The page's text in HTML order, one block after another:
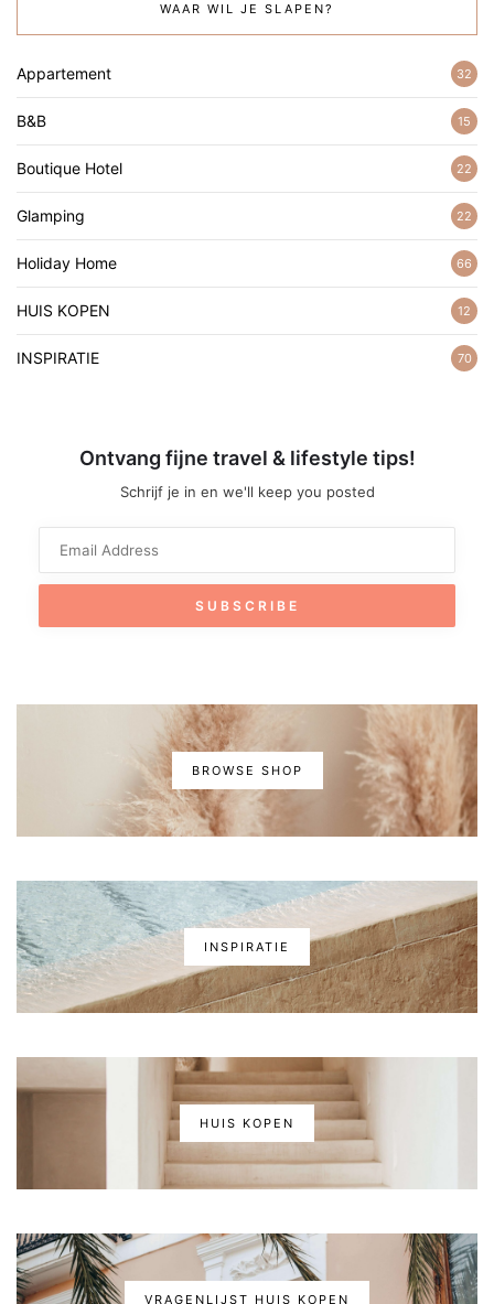
WAAR WIL JE SLAPEN?
Appartement 32
B&B 15
Boutique Hotel 22
Glamping 22
Holiday Home 66
HUIS KOPEN 12
INSPIRATIE 70
Ontvang fijne travel & lifestyle tips!
Schrijf je in en we'll keep you posted
BROWSE SHOP
INSPIRATIE
HUIS KOPEN
VRAGENLIJST HUIS KOPEN